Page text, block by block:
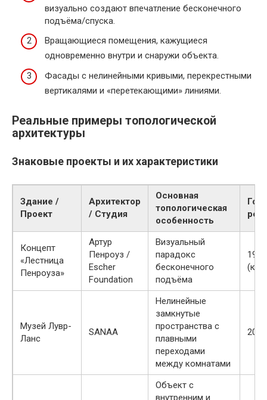
визуально создают впечатление бесконечного
подъёма/спуска.
Вращающиеся помещения, кажущиеся
одновременно внутри и снаружи объекта.
Фасады с нелинейными кривыми, перекрестными
вертикалями и «перетекающими» линиями.
Реальные примеры топологической
архитектуры
Знаковые проекты и их характеристики
Здание /
Проект
Архитектор
/ Студия
Основная
топологическая
особенность
Год
Концепт
«Лестница
Пенроуза»
Артур
Пенроуз /
Escher
Foundation
Визуальный
парадокс
бесконечного
подъёма
Музей Лувр-
Ланс
SANAA
Нелинейные
замкнутые
пространства с
плавными
переходами
между комнатами
2012
Объект с
внутренним и